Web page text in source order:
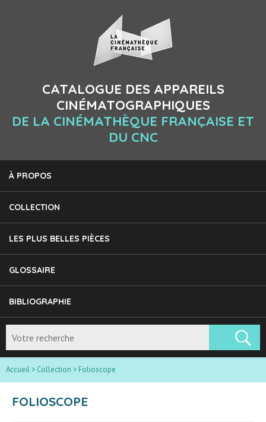
CATALOGUE DES APPAREILS
CINÉMATOGRAPHIQUES
DE LA CINÉMATHÈQUE FRANÇAISE ET
DU CNC
À PROPOS
COLLECTION
LES PLUS BELLES PIÈCES
GLOSSAIRE
BIBLIOGRAPHIE
Accueil > Collection > Folioscope
FOLIOSCOPE